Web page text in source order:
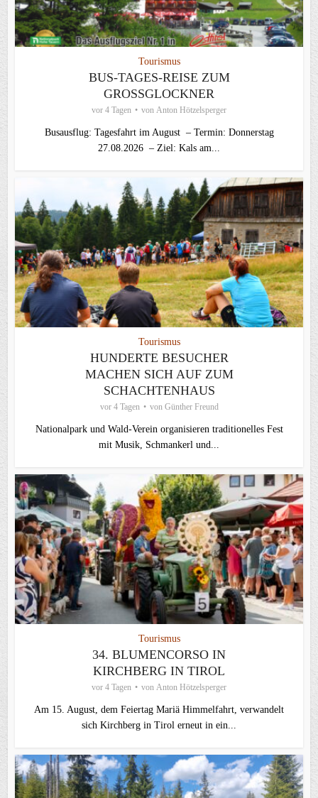
Tourismus
BUS-TAGES-REISE ZUM
GROSSGLOCKNER
vor 4 Tagen von Anton Hötzelsperger
Busausflug: Tagesfahrt im August – Termin: Donnerstag
27.08.2026 – Ziel: Kals am...
Tourismus
HUNDERTE BESUCHER
MACHEN SICH AUF ZUM
SCHACHTENHAUS
vor 4 Tagen von Günther Freund
Nationalpark und Wald-Verein organisieren traditionelles Fest
mit Musik, Schmankerl und...
Tourismus
34. BLUMENCORSO IN
KIRCHBERG IN TIROL
vor 4 Tagen von Anton Hötzelsperger
Am 15. August, dem Feiertag Mariä Himmelfahrt, verwandelt
sich Kirchberg in Tirol erneut in ein...